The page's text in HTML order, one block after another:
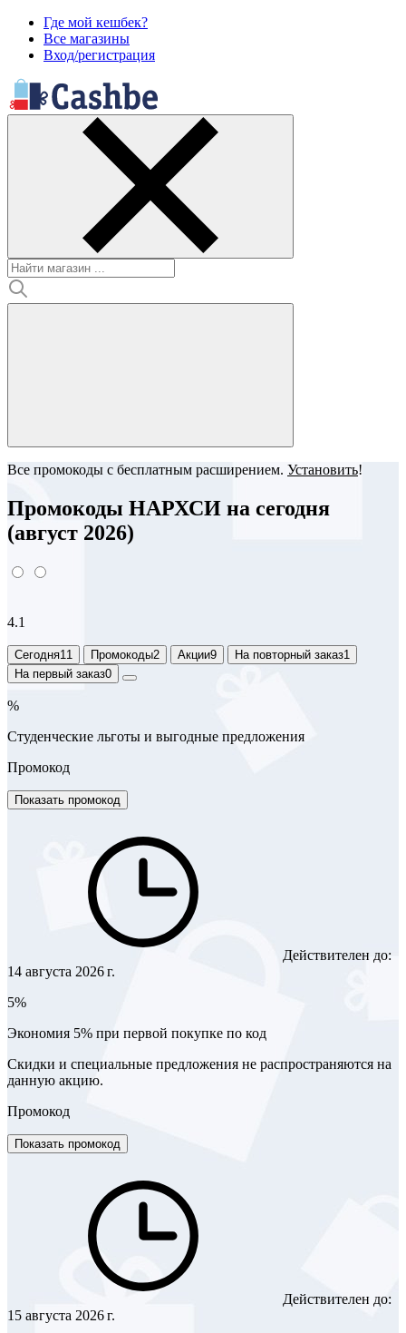
Где мой кешбек?
Все магазины
Вход/регистрация
Все промокоды с бесплатным расширением. Установить!
Промокоды НАРХСИ на сегодня
(август 2026)
4.1
Сегодня11 Промокоды2 Акции9 На повторный заказ1
На первый заказ0
%
Студенческие льготы и выгодные предложения
Промокод
Показать промокод
Действителен до:
14 августа 2026 г.
5%
Экономия 5% при первой покупке по код
Скидки и специальные предложения не распространяются на
данную акцию.
Промокод
Показать промокод
Действителен до:
15 августа 2026 г.